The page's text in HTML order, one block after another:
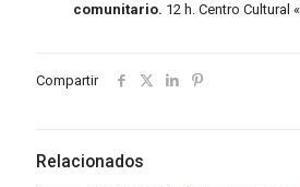
comunitario. 12 h. Centro Cultural
Compartir
Relacionados